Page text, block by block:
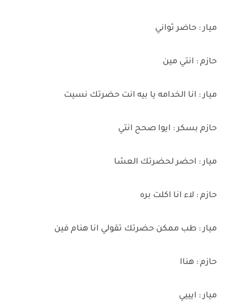
ميار : حاضر ثواني
حازم : انتي مين
ميار : انا الخدامه يا بيه انت حضرتك نسيت
حازم بسكر : ايوا صحح انتي
ميار : احضر لحضرتك العشا
حازم : لاء انا اكلت بره
ميار : طب ممكن حضرتك تقولي انا هنام فين
حازم : هناا
ميار : ايييي